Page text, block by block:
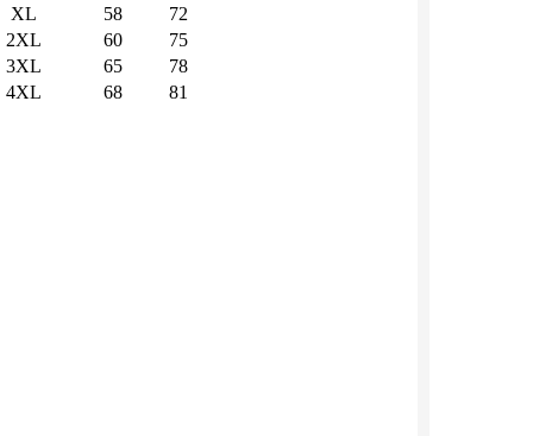
XL
58
72
2XL
60
75
3XL
65
78
4XL
68 81